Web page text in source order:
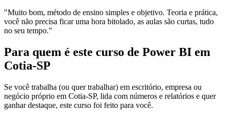
"Muito bom, método de ensino simples e objetivo. Teoria e prática,
você não precisa ficar uma hora bitolado, as aulas são curtas, tudo
no seu tempo."
Para quem é este curso de Power BI em
Cotia-SP
Se você trabalha (ou quer trabalhar) em escritório, empresa ou
negócio próprio em Cotia-SP, lida com números e relatórios e quer
ganhar destaque, este curso foi feito para você.